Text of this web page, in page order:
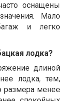
оснащены
Мало
и легко
лодка?
длиной
лодка, тем,
размера менее